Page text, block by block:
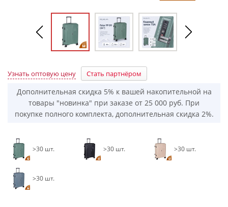
Узнать оптовую цену Стать партнёром
Дополнительная скидка 5% к вашей накопительной на
товары "новинка" при заказе от 25 000 руб. При
покупке полного комплекта, дополнительная скидка 2%.
>30 шт. >30 шт. >30 шт.
>30 шт.